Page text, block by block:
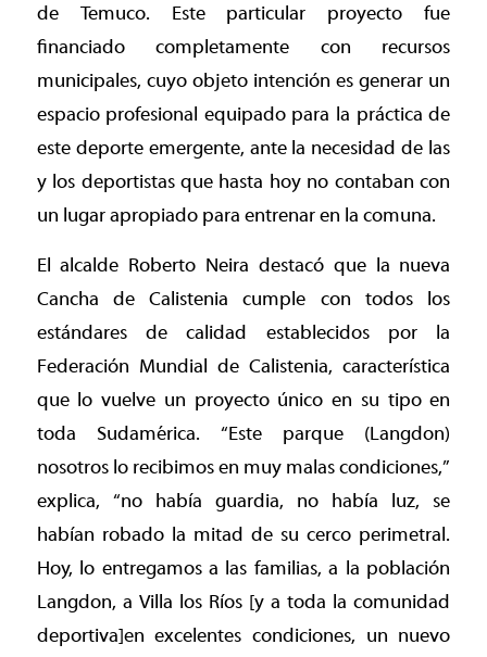
de Temuco. Este particular proyecto fue
financiado completamente con recursos
municipales, cuyo objeto intención es generar un
espacio profesional equipado para la práctica de
este deporte emergente, ante la necesidad de las
y los deportistas que hasta hoy no contaban con
un lugar apropiado para entrenar en la comuna.
El alcalde Roberto Neira destacó que la nueva
Cancha de Calistenia cumple con todos los
estándares de calidad establecidos por la
Federación Mundial de Calistenia, característica
que lo vuelve un proyecto único en su tipo en
toda Sudamérica. “Este parque (Langdon)
nosotros lo recibimos en muy malas condiciones,”
explica, “no había guardia, no había luz, se
habían robado la mitad de su cerco perimetral.
Hoy, lo entregamos a las familias, a la población
Langdon, a Villa los Ríos [y a toda la comunidad
deportiva]en excelentes condiciones, un nuevo